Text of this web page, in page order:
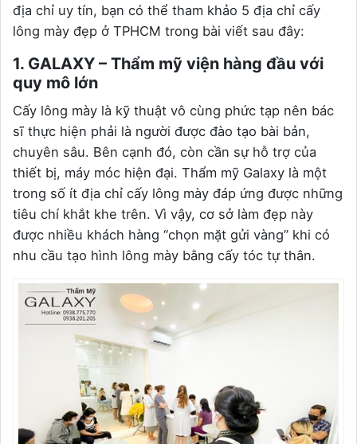
địa chỉ uy tín, bạn có thể tham khảo 5 địa chỉ cấy
lông mày đẹp ở TPHCM trong bài viết sau đây:
1. GALAXY – Thẩm mỹ viện hàng đầu với
quy mô lớn
Cấy lông mày là kỹ thuật vô cùng phức tạp nên bác
sĩ thực hiện phải là người được đào tạo bài bản,
chuyên sâu. Bên cạnh đó, còn cần sự hỗ trợ của
thiết bị, máy móc hiện đại. Thẩm mỹ Galaxy là một
trong số ít địa chỉ cấy lông mày đáp ứng được những
tiêu chí khắt khe trên. Vì vậy, cơ sở làm đẹp này
được nhiều khách hàng “chọn mặt gửi vàng” khi có
nhu cầu tạo hình lông mày bằng cấy tóc tự thân.